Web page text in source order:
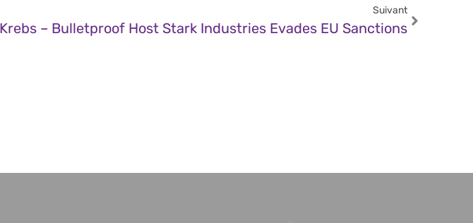
Suivant
Krebs – Bulletproof Host Stark Industries Evades EU Sanctions